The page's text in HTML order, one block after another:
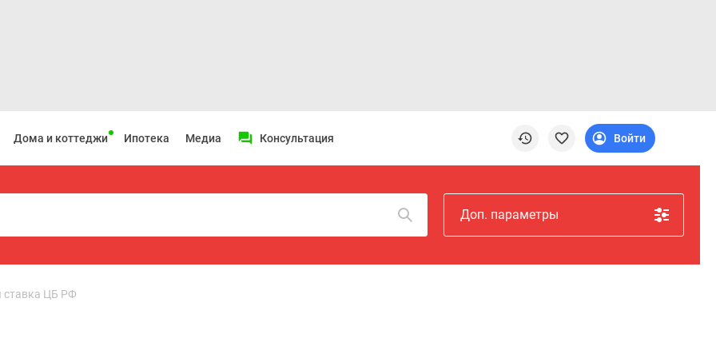
Дома и коттеджи Ипотека Медиа Консультация Войти
Доп. параметры
ставка ЦБ РФ